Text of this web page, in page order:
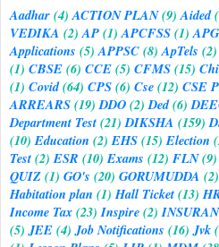
Aadhar(4) ACTION PLAN(9) Aided
VEDIKA (2) AP(1) APCFSS(1)
Applications (5) APPSC(8) ApTels (2)
(1) CBSE(6) CCE(5) CFMS(15)
(1) Covid(64) CPS(6) Cse(12) CSE
ARREARS(19) DDO(2) Ded(6)
Department Test(21) DIKSHA (159)
(10) Education (2) EHS(15) Election
Test(2) ESR (10) Exams (12) FLN(9)
QUIZ(1) GO's (20) GORUMUDDA (2)
Habitation plan (1) Hall Ticket(13)
Income Tax(23) Inspire(2)
(5) JEE(4) Job Notifications (16) Jvk